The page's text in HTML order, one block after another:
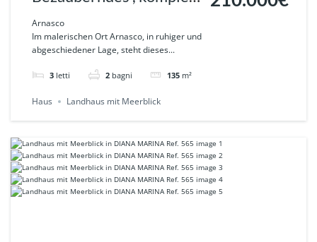
renoviertes Landhaus
mit Garten und Terrasse
im idyllischem Arnasco
Arnasco
Im malerischen Ort Arnasco, in ruhiger und
abgeschiedener Lage, steht dieses...
3 letti 2 bagni 135 m²
Haus Landhaus mit Meerblick